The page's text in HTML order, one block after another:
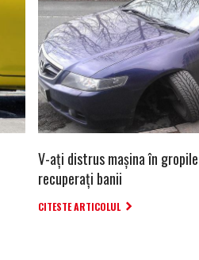
V-ați distrus mașina în
recuperați banii
CITESTE ARTICOLUL